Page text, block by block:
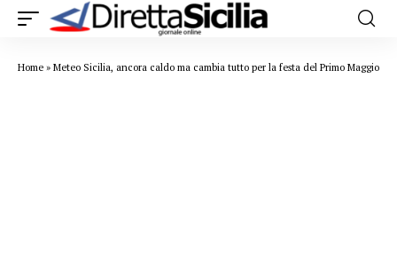
Home » Meteo Sicilia, ancora caldo ma cambia tutto per la festa del Primo Maggio